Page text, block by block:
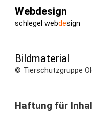
Webdesign
schlegel webdesign
Bildmaterial
© Tierschutzgruppe
Haftung für